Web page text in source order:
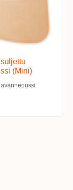
(Mini)